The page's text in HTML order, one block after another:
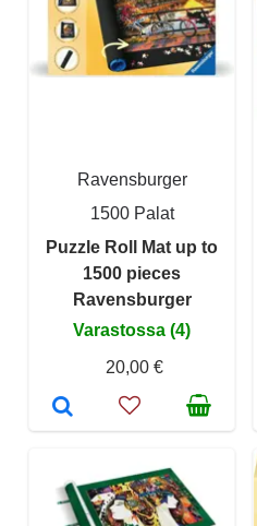
Ravensburger
1500 Palat
Puzzle Roll Mat up to
1500 pieces
Ravensburger
Varastossa (4)
20,00 €